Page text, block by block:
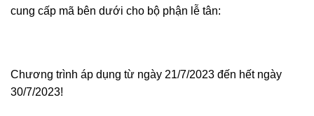
cung cấp mã bên dưới cho bộ phận lễ tân:
Chương trình áp dụng từ ngày 21/7/2023 đến hết ngày
30/7/2023!